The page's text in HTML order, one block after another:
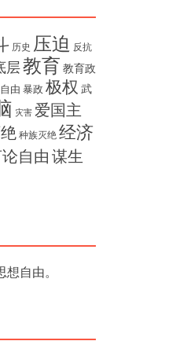
历史 压迫 反抗
层教育 教育政
由 暴政 极权 武
灾害 爱国主
种族灭绝 经济
自由 谋生
自由。